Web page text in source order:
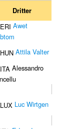
Dritter
Awet
Attila Valter
Alessandro
Luc Wirtgen